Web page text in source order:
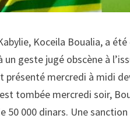
Koceila Boualia, a
geste jugé obscène à
présenté mercredi à midi
tombée mercredi soir,
000 dinars. Une